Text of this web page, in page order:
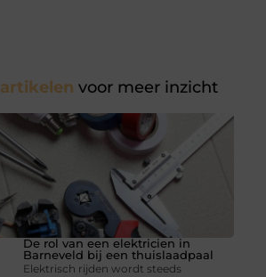
artikelen voor meer inzicht
De rol van een elektricien in
Barneveld bij een thuislaadpaal
Elektrisch rijden wordt steeds